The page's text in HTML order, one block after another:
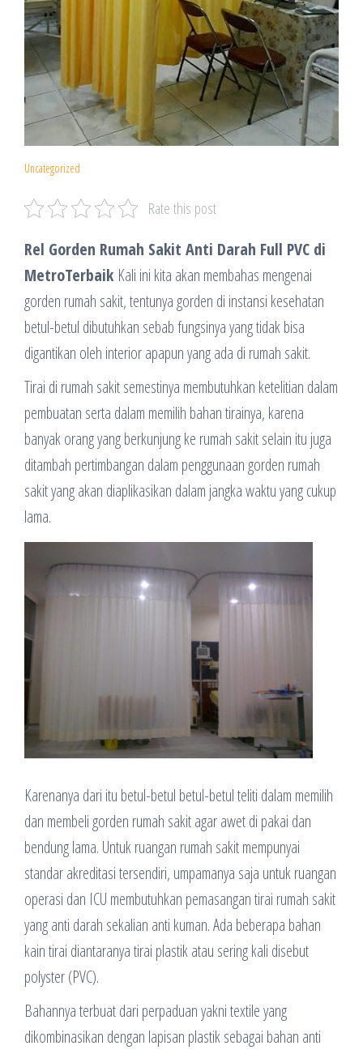
Uncategorized
Rate this post
Rel Gorden Rumah Sakit Anti Darah Full PVC di
MetroTerbaik Kali ini kita akan membahas mengenai
gorden rumah sakit, tentunya gorden di instansi kesehatan
betul-betul dibutuhkan sebab fungsinya yang tidak bisa
digantikan oleh interior apapun yang ada di rumah sakit.
Tirai di rumah sakit semestinya membutuhkan ketelitian dalam
pembuatan serta dalam memilih bahan tirainya, karena
banyak orang yang berkunjung ke rumah sakit selain itu juga
ditambah pertimbangan dalam penggunaan gorden rumah
sakit yang akan diaplikasikan dalam jangka waktu yang cukup
lama.
Karenanya dari itu betul-betul betul-betul teliti dalam memilih
dan membeli gorden rumah sakit agar awet di pakai dan
bendung lama. Untuk ruangan rumah sakit mempunyai
standar akreditasi tersendiri, umpamanya saja untuk ruangan
operasi dan ICU membutuhkan pemasangan tirai rumah sakit
yang anti darah sekalian anti kuman. Ada beberapa bahan
kain tirai diantaranya tirai plastik atau sering kali disebut
polyster (PVC).
Bahannya terbuat dari perpaduan yakni textile yang
dikombinasikan dengan lapisan plastik sebagai bahan anti